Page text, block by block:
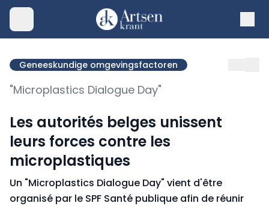
Geneeskundige omgevingsfactoren
"Microplastics Dialogue Day"
Les autorités belges unissent
leurs forces contre les
microplastiques
Un "Microplastics Dialogue Day" vient d'être
organisé par le SPF Santé publique afin de réunir